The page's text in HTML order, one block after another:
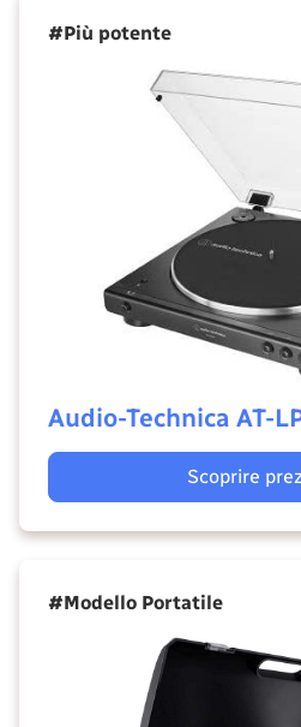
#Più potente
Audio-Technica AT-
Scoprire
#Modello Portatile